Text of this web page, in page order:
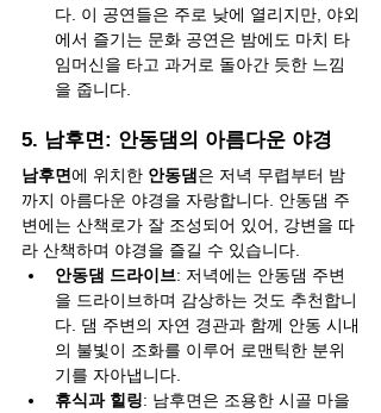
다. 이 공연들은 주로 낮에 열리지만, 야외
에서 즐기는 문화 공연은 밤에도 마치 타
임머신을 타고 과거로 돌아간 듯한 느낌
을 줍니다.
5. 남후면: 안동댐의 아름다운 야경
남후면에 위치한 안동댐은 저녁 무렵부터 밤
까지 아름다운 야경을 자랑합니다. 안동댐 주
변에는 산책로가 잘 조성되어 있어, 강변을 따
라 산책하며 야경을 즐길 수 있습니다.
안동댐 드라이브: 저녁에는 안동댐 주변
을 드라이브하며 감상하는 것도 추천합니
다. 댐 주변의 자연 경관과 함께 안동 시내
의 불빛이 조화를 이루어 로맨틱한 분위
기를 자아냅니다.
휴식과 힐링: 남후면은 조용한 시골 마을